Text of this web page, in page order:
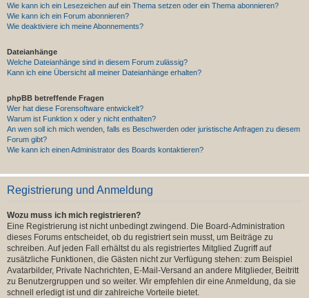
Wie kann ich ein Lesezeichen auf ein Thema setzen oder ein Thema abonnieren?
Wie kann ich ein Forum abonnieren?
Wie deaktiviere ich meine Abonnements?
Dateianhänge
Welche Dateianhänge sind in diesem Forum zulässig?
Kann ich eine Übersicht all meiner Dateianhänge erhalten?
phpBB betreffende Fragen
Wer hat diese Forensoftware entwickelt?
Warum ist Funktion x oder y nicht enthalten?
An wen soll ich mich wenden, falls es Beschwerden oder juristische Anfragen zu diesem
Forum gibt?
Wie kann ich einen Administrator des Boards kontaktieren?
Registrierung und Anmeldung
Wozu muss ich mich registrieren?
Eine Registrierung ist nicht unbedingt zwingend. Die Board-Administration
dieses Forums entscheidet, ob du registriert sein musst, um Beiträge zu
schreiben. Auf jeden Fall erhältst du als registriertes Mitglied Zugriff auf
zusätzliche Funktionen, die Gästen nicht zur Verfügung stehen: zum Beispiel
Avatarbilder, Private Nachrichten, E-Mail-Versand an andere Mitglieder, Beitritt
zu Benutzergruppen und so weiter. Wir empfehlen dir eine Anmeldung, da sie
schnell erledigt ist und dir zahlreiche Vorteile bietet.